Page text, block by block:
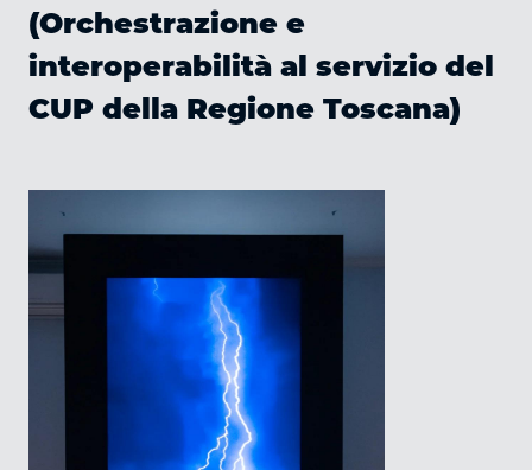
(Orchestrazione e
interoperabilità al servizio del
CUP della Regione Toscana)